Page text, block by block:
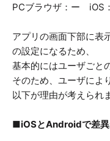
PCブラウザ：ー
アプリの画面下部に表
の設定になるため、
基本的にはユーザごと
そのため、ユーザによ
以下が理由が考えられ
■iOSとAndroidで差異